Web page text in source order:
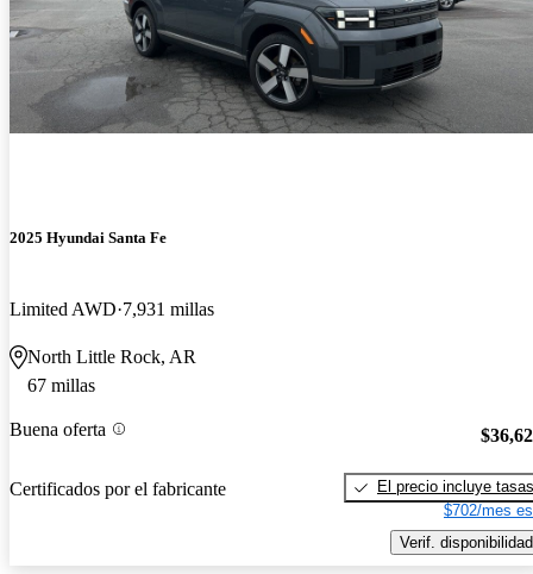
2025 Hyundai Santa Fe
Limited AWD 7,931 millas
North Little Rock, AR
67 millas
Buena oferta
Certificados por el fabricante
El precio incluye tasas
$702/mes
Verif. disponibilidad